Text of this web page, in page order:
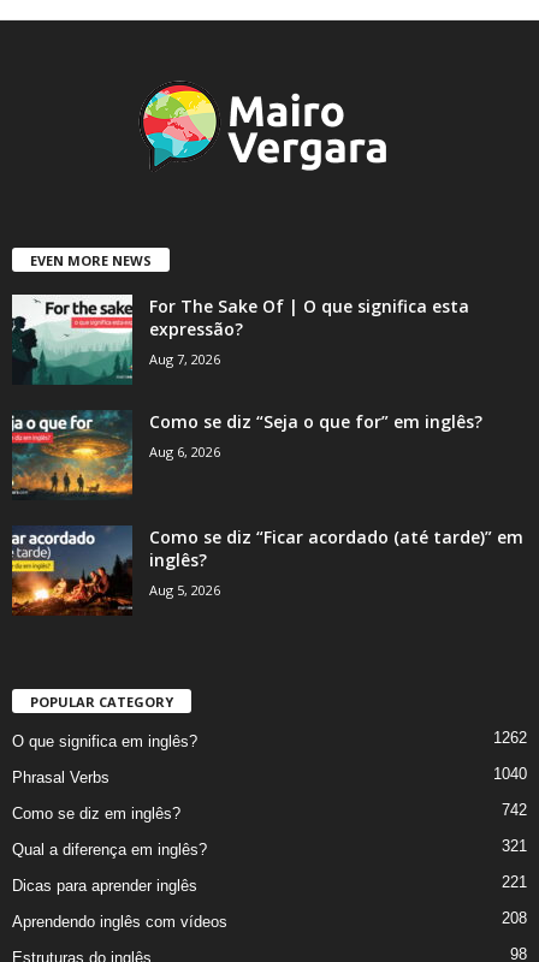
EVEN MORE NEWS
For The Sake Of | O que significa esta
expressão?
Aug 7, 2026
Como se diz “Seja o que for” em inglês?
Aug 6, 2026
Como se diz “Ficar acordado (até tarde)” em
inglês?
Aug 5, 2026
POPULAR CATEGORY
O que significa em inglês? 1262
Phrasal Verbs 1040
Como se diz em inglês? 742
Qual a diferença em inglês? 321
Dicas para aprender inglês 221
Aprendendo inglês com vídeos 208
Estruturas do inglês 98